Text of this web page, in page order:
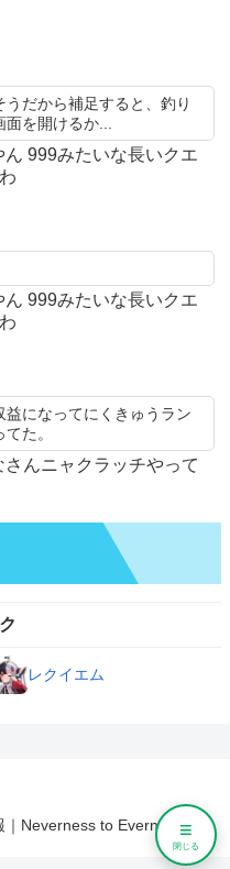
だから補足すると、釣り
を開けるか...
ん 999みたいな長いクエ
ん 999みたいな長いクエ
になってにくきゅうラン
た。
さんニャクラッチやって
レクイエム
Neverness to Everness.≡
閉じる